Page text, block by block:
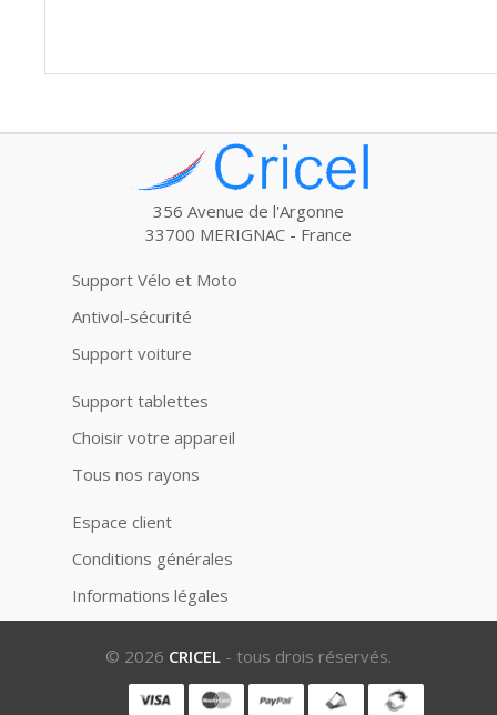
356 Avenue de l'Argonne
33700 MERIGNAC - France
Support Vélo et Moto
Antivol-sécurité
Support voiture
Support tablettes
Choisir votre appareil
Tous nos rayons
Espace client
Conditions générales
Informations légales
© 2026 CRICEL - tous drois réservés.